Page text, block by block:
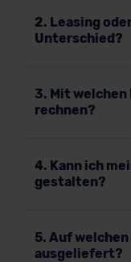
2. Leasing
Unterschied?
3. Mit
rechnen?
4. Kann ich
gestalten?
5. Auf
ausgeliefert?